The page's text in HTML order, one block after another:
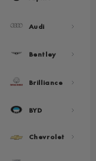
Audi
Bentley
Brilliance
BYD
Chevrolet